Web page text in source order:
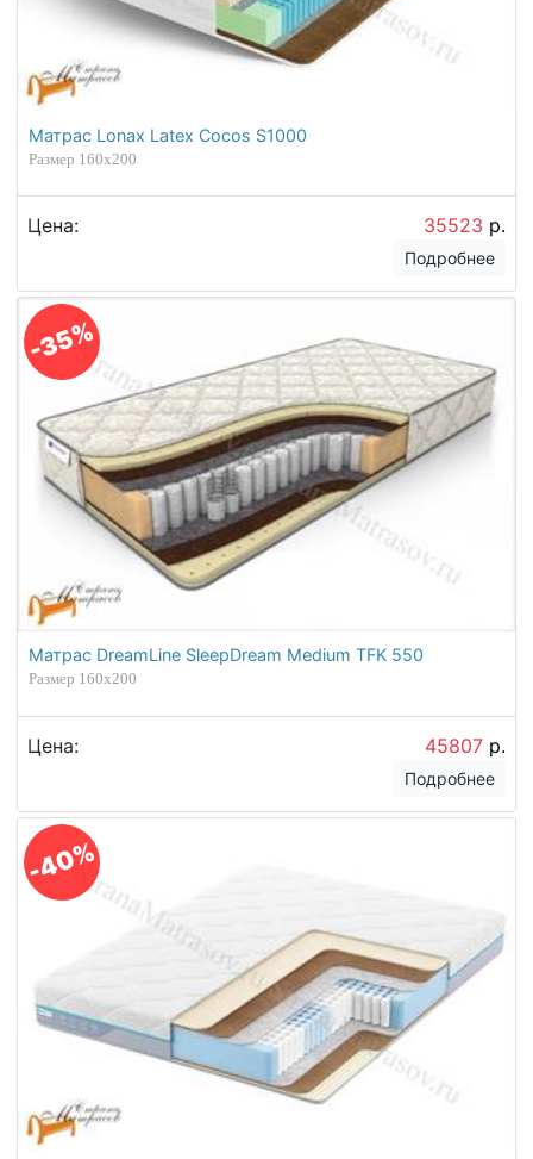
Матрас Lonax Latex Cocos S1000
Размер 160х200
Цена: 35523 р.
Подробнее
-35%
Матрас DreamLine SleepDream Medium TFK 550
Размер 160х200
Цена: 45807 р.
Подробнее
-40%